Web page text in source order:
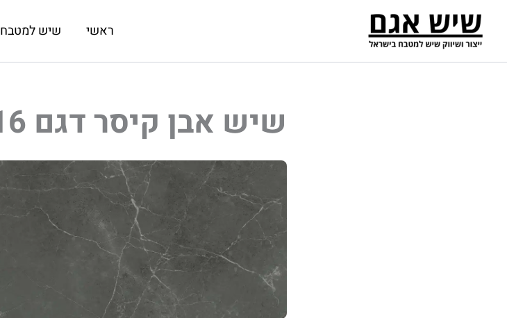
לתוכן
ראשי שיש למטבח
שיש אבן קיסר דגם 516